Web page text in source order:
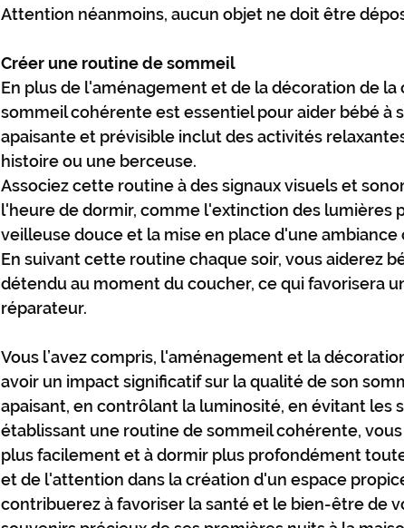
Attention néanmoins, aucun objet ne doit être
Créer une routine de sommeil
En plus de l'aménagement et de la décoration de
sommeil cohérente est essentiel pour aider bébé à
apaisante et prévisible inclut des activités
histoire ou une berceuse.
Associez cette routine à des signaux visuels et
l'heure de dormir, comme l'extinction des lumières
veilleuse douce et la mise en place d'une
En suivant cette routine chaque soir, vous aiderez
détendu au moment du coucher, ce qui favorisera
réparateur.
Vous l’avez compris, l'aménagement et la
avoir un impact significatif sur la qualité de son
apaisant, en contrôlant la luminosité, en évitant les
établissant une routine de sommeil cohérente,
plus facilement et à dormir plus profondément
et de l'attention dans la création d'un espace
contribuerez à favoriser la santé et le bien-être de